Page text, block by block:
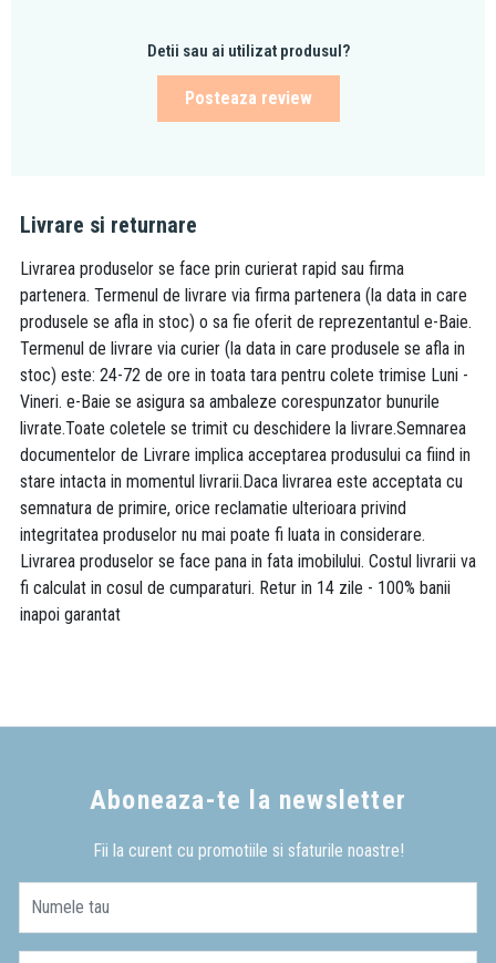
Detii sau ai utilizat produsul?
Posteaza review
Livrare si returnare
Livrarea produselor se face prin curierat rapid sau firma
partenera. Termenul de livrare via firma partenera (la data in care
produsele se afla in stoc) o sa fie oferit de reprezentantul e-Baie.
Termenul de livrare via curier (la data in care produsele se afla in
stoc) este: 24-72 de ore in toata tara pentru colete trimise Luni -
Vineri. e-Baie se asigura sa ambaleze corespunzator bunurile
livrate.Toate coletele se trimit cu deschidere la livrare.Semnarea
documentelor de Livrare implica acceptarea produsului ca fiind in
stare intacta in momentul livrarii.Daca livrarea este acceptata cu
semnatura de primire, orice reclamatie ulterioara privind
integritatea produselor nu mai poate fi luata in considerare.
Livrarea produselor se face pana in fata imobilului. Costul livrarii va
fi calculat in cosul de cumparaturi. Retur in 14 zile - 100% banii
inapoi garantat
Aboneaza-te la newsletter
Fii la curent cu promotiile si sfaturile noastre!
Numele tau